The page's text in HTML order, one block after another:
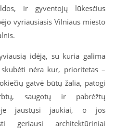
ir gyventojų lūkesčius
vyriausiasis Vilniaus miesto
idėją, su kuria galima
nėra kur, prioritetas –
gatvė būtų žalia, patogi
saugotų ir pabrėžtų
jaustųsi jaukiai, o jos
geriausi architektūriniai